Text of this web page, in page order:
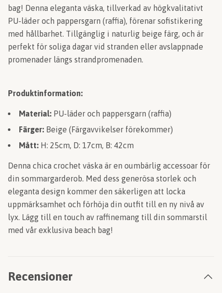
bag! Denna eleganta väska, tillverkad av högkvalitativt
PU-läder och pappersgarn (raffia), förenar sofistikering
med hållbarhet. Tillgänglig i naturlig beige färg, och är
perfekt för soliga dagar vid stranden eller avslappnade
promenader längs strandpromenaden.
Produktinformation:
Material: PU-läder och pappersgarn (raffia)
Färger: Beige (Färgavvikelser förekommer)
Mått: H: 25cm, D: 17cm, B: 42cm
Denna chica crochet väska är en oumbärlig accessoar för
din sommargarderob. Med dess generösa storlek och
eleganta design kommer den säkerligen att locka
uppmärksamhet och förhöja din outfit till en ny nivå av
lyx. Lägg till en touch av raffinemang till din sommarstil
med vår exklusiva beach bag!
Recensioner